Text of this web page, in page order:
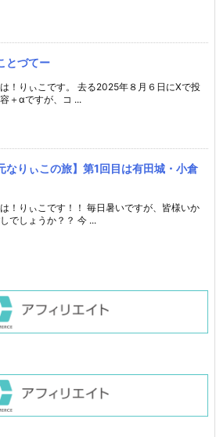
とづてー
！りぃこです。 去る2025年８月６日にXで投
＋αですが、コ ...
なりぃこの旅】第1回目は有田城・小倉
！りぃこです！！ 毎日暑いですが、皆様いか
でしょうか？？ 今 ...